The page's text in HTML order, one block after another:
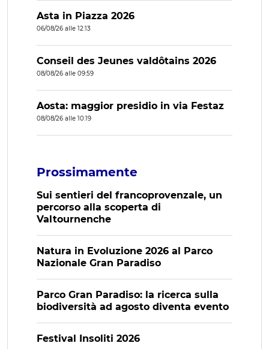
Asta in Piazza 2026
06/08/26 alle 12:13
Conseil des Jeunes valdôtains 2026
08/08/26 alle 09:59
Aosta: maggior presidio in via Festaz
08/08/26 alle 10:19
Prossimamente
Sui sentieri del francoprovenzale, un
percorso alla scoperta di
Valtournenche
Natura in Evoluzione 2026 al Parco
Nazionale Gran Paradiso
Parco Gran Paradiso: la ricerca sulla
biodiversità ad agosto diventa evento
Festival Insoliti 2026